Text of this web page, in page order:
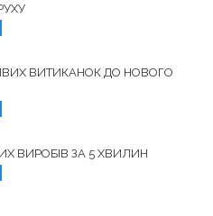
ВИТИКАНОК ДО НОВОГО
ВИРОБІВ ЗА 5 ХВИЛИН